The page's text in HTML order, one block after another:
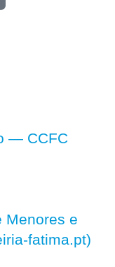
— CCFC
Menores e
fatima.pt)